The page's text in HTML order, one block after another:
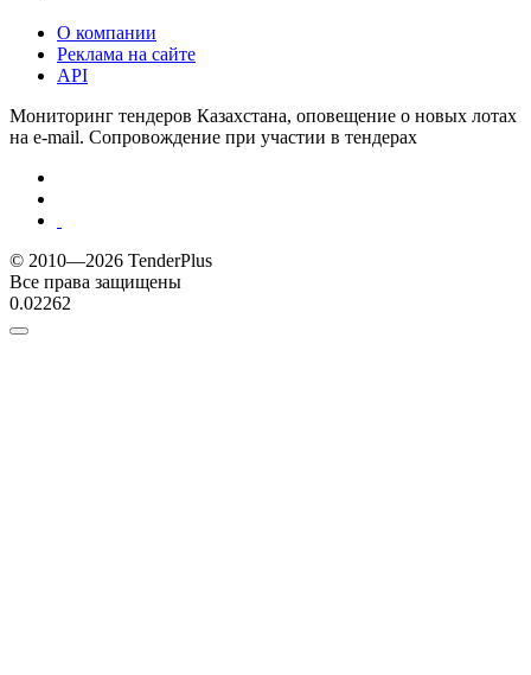
О компании
Реклама на сайте
API
Мониторинг тендеров Казахстана, оповещение о новых лотах
на e-mail. Сопровождение при участии в тендерах
© 2010—2026 TenderPlus
Все права защищены
0.02262